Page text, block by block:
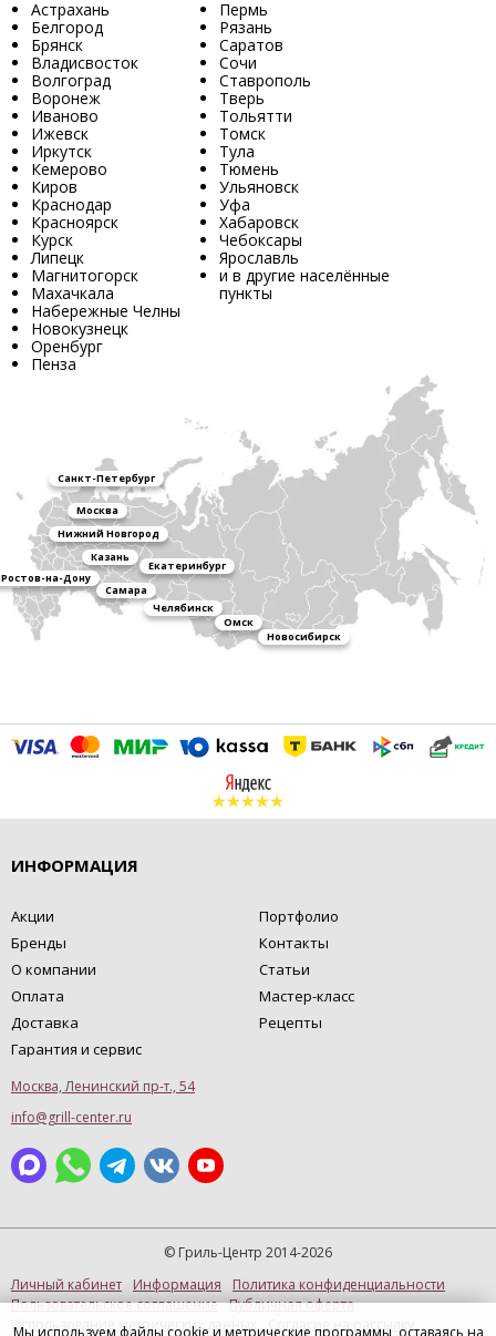
Астрахань
Белгород
Брянск
Владисвосток
Волгоград
Воронеж
Иваново
Ижевск
Иркутск
Кемерово
Киров
Краснодар
Красноярск
Курск
Липецк
Магнитогорск
Махачкала
Набережные Челны
Новокузнецк
Оренбург
Пенза
Пермь
Рязань
Саратов
Сочи
Ставрополь
Тверь
Тольятти
Томск
Тула
Тюмень
Ульяновск
Уфа
Хабаровск
Чебоксары
Ярославль
и в другие населённые
пункты
Санкт-Петербург
Москва
Нижний Новгород
Казань
Екатеринбург
Ростов-на-Дону
Самара
Челябинск
Омск
Новосибирск
ИНФОРМАЦИЯ
Акции
Бренды
О компании
Оплата
Доставка
Гарантия и сервис
Портфолио
Контакты
Статьи
Мастер-класс
Рецепты
Москва, Ленинский пр-т., 54
info@grill-center.ru
© Гриль-Центр 2014-2026
Личный кабинет Информация
Политика конфиденциальности
Пользовательское соглашение Публичная оферта
Использование метрических данных
Мы используем файлы cookie и метрические программы, оставаясь на